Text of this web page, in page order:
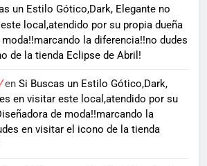
un Estilo Gótico,Dark, Elegante no
local,atendido por su propia dueña
la diferencia!!no dudes
de la tienda Eclipse de Abril!
en Si Buscas un Estilo Gótico,Dark,
en visitar este local,atendido por su
de moda!!marcando la
en visitar el icono de la tienda